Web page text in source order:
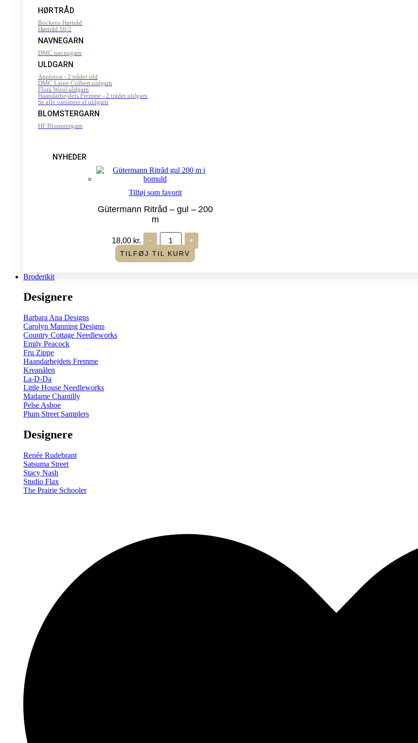
HØRTRÅD
Bockens Hørtråd
Hørtråd 16/2
NAVNEGARN
DMC navnegarn
ULDGARN
Appleton - 2 trådet uld
DMC Laine Colbert uldgarn
Flora Wool uldgarn
Haandarbejdets Fremme - 2 trådet uldgarn
Se alle varianter af uldgarn
BLOMSTERGARN
HF Blomstergarn
NYHEDER
Tilføj som favorit
Gütermann Ritråd – gul – 200
m
18,00 kr. -
Gütermann
Ritråd
-
gul
+
TILFØJ TIL KURV
Broderikit
Designere
Barbara Ana Designs
Carolyn Manning Designs
Country Cottage Needleworks
Emily Peacock
Fru Zippe
Haandarbejdets Fremme
Kreanålen
La-D-Da
Little House Needleworks
Madame Chantilly
Pelse Asboe
Plum Street Samplers
Designere
Renée Rudebrant
Satsuma Street
Stacy Nash
Studio Flax
The Prairie Schooler